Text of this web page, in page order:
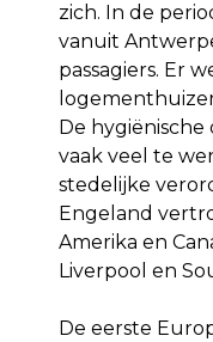
zich. In de
vanuit
passagiers. Er
De
vaak veel te
stedelijke
Engeland
Amerika en
Liverpool en
De eerste